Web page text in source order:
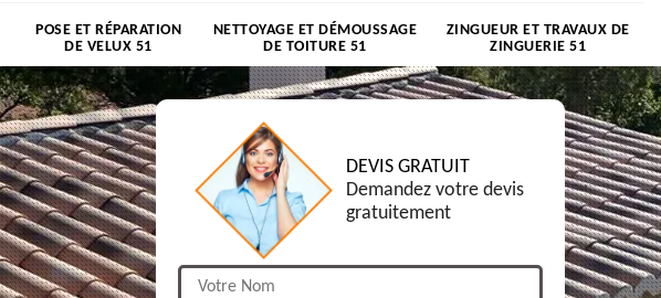
POSE ET RÉPARATION
DE VELUX 51
NETTOYAGE ET DÉMOUSSAGE
DE TOITURE 51
ZINGUEUR ET TRAVAUX DE
ZINGUERIE 51
DEVIS GRATUIT
Demandez votre devis
gratuitement